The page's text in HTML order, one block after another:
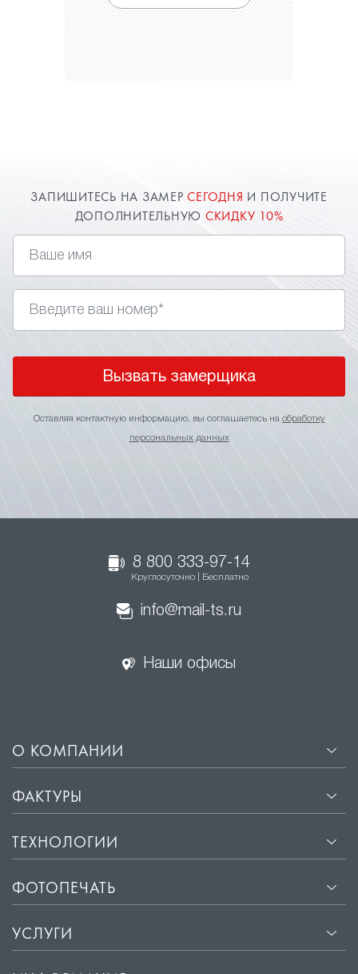
ЗАПИШИТЕСЬ НА ЗАМЕРСЕГОДНЯ И ПОЛУЧИТЕ
ДОПОЛНИТЕЛЬНУЮ СКИДКУ 10%
Вызвать замерщика
Оставляя контактную информацию, вы соглашаетесь на обработку
персональных данных
8 800 333-97-14
Круглосуточно | Бесплатно
info@mail-ts.ru
Наши офисы
О КОМПАНИИ
ФАКТУРЫ
ТЕХНОЛОГИИ
ФОТОПЕЧАТЬ
УСЛУГИ